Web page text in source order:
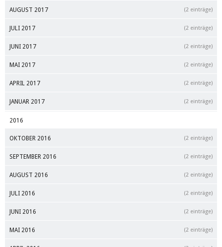
AUGUST 2017 (2 einträge)
JULI 2017 (2 einträge)
JUNI 2017 (2 einträge)
MAI 2017 (2 einträge)
APRIL 2017 (2 einträge)
JANUAR 2017 (2 einträge)
2016
OKTOBER 2016 (2 einträge)
SEPTEMBER 2016 (2 einträge)
AUGUST 2016 (2 einträge)
JULI 2016 (2 einträge)
JUNI 2016 (2 einträge)
MAI 2016 (2 einträge)